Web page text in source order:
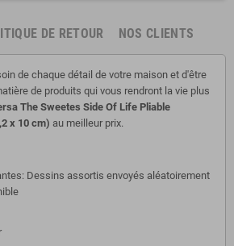
DE RETOUR NOS CLIENTS
de chaque détail de votre maison et d'être
de produits qui vous rendront la vie plus
The Sweetes Side Of Life Pliable
x 10 cm) au meilleur prix.
Dessins assortis envoyés aléatoirement